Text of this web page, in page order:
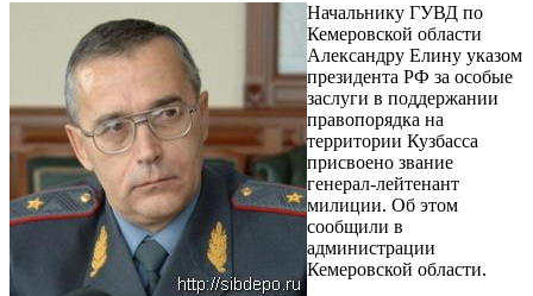
Начальнику ГУВД по
Кемеровской области
Александру Елину указом
президента РФ за особые
заслуги в поддержании
правопорядка на
территории Кузбасса
присвоено звание
генерал-лейтенант
милиции. Об этом
сообщили в
администрации
Кемеровской области.